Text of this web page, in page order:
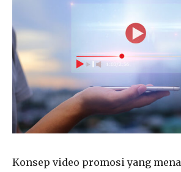
Konsep video promosi yang